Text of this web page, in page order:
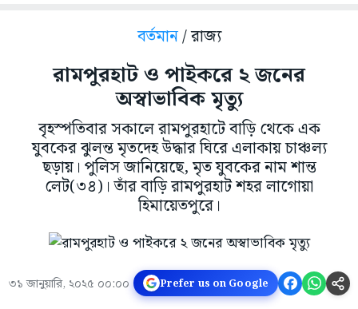
বর্তমান/ রাজ্য
রামপুরহাট ও পাইকরে ২ জনের
অস্বাভাবিক মৃত্যু
বৃহস্পতিবার সকালে রামপুরহাটে বাড়ি থেকে এক
যুবকের ঝুলন্ত মৃতদেহ উদ্ধার ঘিরে এলাকায় চাঞ্চল্য
ছড়ায়। পুলিস জানিয়েছে, মৃত যুবকের নাম শান্ত
লেট(৩৪)। তাঁর বাড়ি রামপুরহাট শহর লাগোয়া
হিমায়েতপুরে।
৩১ জানুয়ারি, ২০২৫ ০০:০০ Prefer us on Google